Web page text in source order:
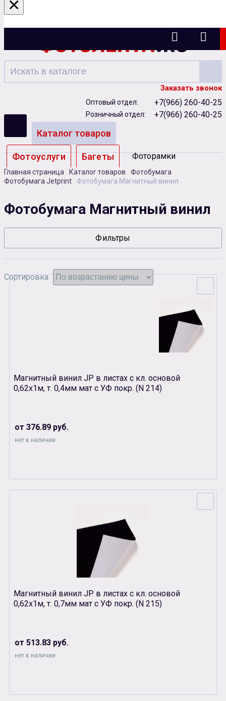
Ижевск
Заказать звонок
Оптовый отдел: +7(966) 260-40-25
Розничный отдел: +7(966) 260-40-25
Каталог товаров
Фотоуслуги Багеты Фоторамки
Альбомы
Бумага Чернила Карты памяти
Сувенирная продукция Зарядные устройства
Аксессуары
Главная страница Каталог товаров
Фотобумага
Фотобумага Jetprint
Фотобумага Магнитный винил
Фотобумага Магнитный винил
Фильтры
Сортировка
Магнитный винил JP в листах с кл. основой
0,62х1м, т. 0,4мм мат с УФ покр. (N 214)
от 376.89 руб.
нет в наличии
Магнитный винил JP в листах с кл. основой
0,62х1м, т. 0,7мм мат с УФ покр. (N 215)
от 513.83 руб.
нет в наличии
×